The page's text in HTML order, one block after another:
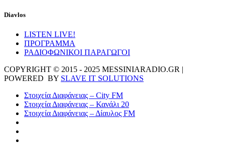
Diavlos
LISTEN LIVE!
ΠΡΟΓΡΑΜΜΑ
ΡΑΔΙΟΦΩΝΙΚΟΙ ΠΑΡΑΓΩΓΟΙ
COPYRIGHT © 2015 - 2025 MESSINIARADIO.GR |
POWERED BY SLAVE IT SOLUTIONS
Στοιχεία Διαφάνειας – City FM
Στοιχεία Διαφάνειας – Κανάλι 20
Στοιχεία Διαφάνειας – Δίαυλος FM